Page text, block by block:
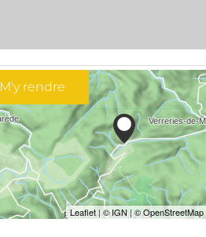
M'y rendre